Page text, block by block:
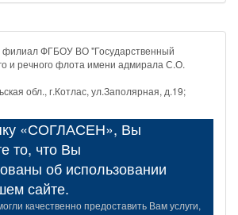
филиал ФГБОУ ВО "Государственный
и речного флота имени адмирала С.О.
обл., г.Котлас, ул.Заполярная, д.19;
«СОГЛАСЕН», Вы
то, что Вы
об использовании
сайте.
качественно предоставить Вам услуги,